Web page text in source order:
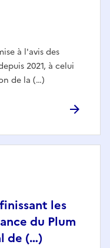
à l'avis des
2021, à celui
de la (…)
les
du Plum
de (…)